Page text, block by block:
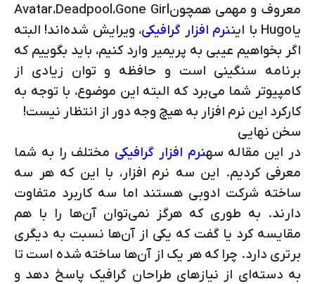
معروف و مهمی همچون
Avatar،Deadpool،Gone Girl
یاHugo با ایننرم افزار گرافیکی، ویرایش شده‌اند! البته
اگر بخواهیم عیبی به پریمیر وارد کنیم، باید بگوییم که
برنامه سنگینی است و حافظه و توان زیادی از
کامپیوتر شما می‌برد که البته این موضوع، با توجه به
کارکرد این نرم افزار به هیچ وجه دور از انتظار نیست!
سخن نهایی
در این مقاله سهنرم افزار گرافیکی مختلف را به شما
معرفی کردیم. این سه نرم افزار، با این که هر سه
ساخته شرکت ادوبی هستند اما سه کاربرد متفاوت
دارند. به طوری که هرگز نمی‌توان آن‌ها را با هم
مقایسه کرد یا گفت که یکی از آن‌ها نسبت به دیگری
برتری دارد. چرا که هر یک از آن‌ها ساخته شده است تا
به دسته‌ای از نیازهای طراحان گرافیک پاسخ دهد و